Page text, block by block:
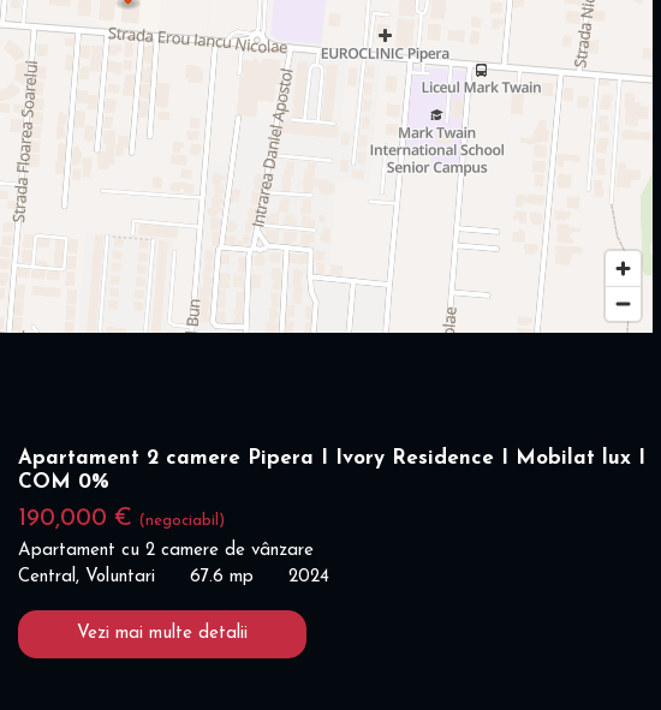
Apartament 2 camere Pipera I Ivory Residence I Mobilat lux I
COM 0%
190,000 € (negociabil)
Apartament cu 2 camere de vânzare
Central, Voluntari
67.6 mp 2024
Vezi mai multe detalii